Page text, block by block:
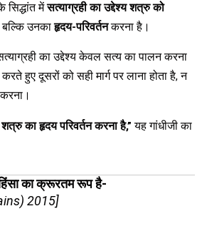
सिद्धांत मेंसत्याग्रही का उद्देश्य शत्रु को
उनकाहृदय-परिवर्तनकरना है।
का उद्देश्य केवल सत्य का पालन करना
हुए दूसरों को सही मार्ग पर लाना होता है, न
शत्रु का हृदय परिवर्तन करना है,” यह गांधीजी का
का क्रूरतम रूप है-
2015]